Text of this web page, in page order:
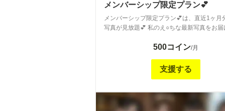
メンバーシップ限定プラン💕
メンバーシップ限定プラン💕は、直近1ヶ月
写真が見放題💕 私のえ○ちな最新写真をお
500コイン/月
支援する